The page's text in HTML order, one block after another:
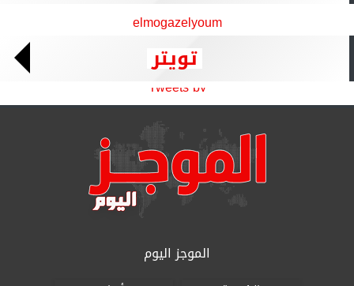
elmogazelyoum
تويتر
Tweets by
الموجز اليوم